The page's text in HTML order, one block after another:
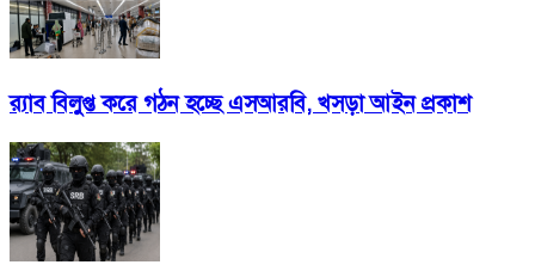
র‍্যাব বিলুপ্ত করে গঠন হচ্ছে এসআরবি, খসড়া আইন প্রকাশ